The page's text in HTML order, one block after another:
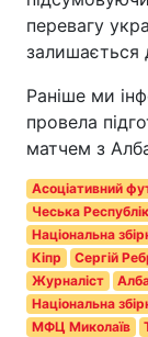
перевагу
залишається
Раніше ми
провела
матчем з
Асоціативний
Чеська
Національна
Кіпр
Сергій
Журналіст
Національна
МФЦ Миколаїв